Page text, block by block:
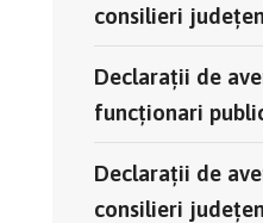
consilieri
Declaraţii de
funcţionari
Declaraţii de
consilieri